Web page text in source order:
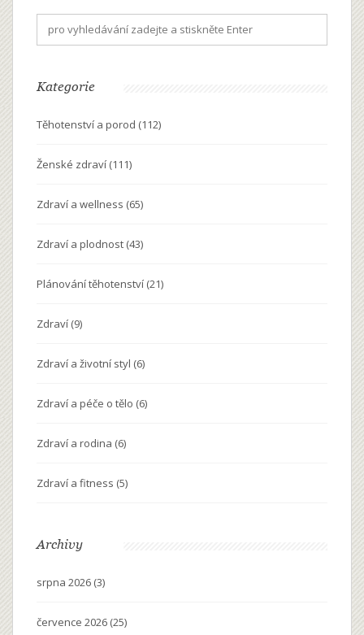
Kategorie
Těhotenství a porod (112)
Ženské zdraví (111)
Zdraví a wellness (65)
Zdraví a plodnost (43)
Plánování těhotenství (21)
Zdraví (9)
Zdraví a životní styl (6)
Zdraví a péče o tělo (6)
Zdraví a rodina (6)
Zdraví a fitness (5)
Archivy
srpna 2026 (3)
července 2026 (25)